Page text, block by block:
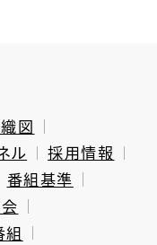
図
ル
採用情報
番組基準
組